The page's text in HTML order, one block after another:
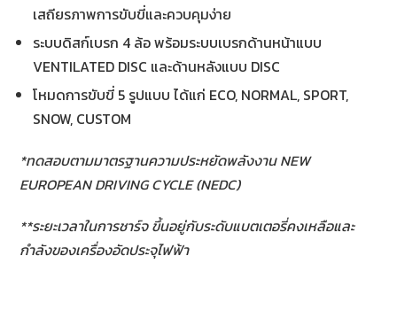
เสถียรภาพการขับขี่และควบคุมง่าย
ระบบดิสก์เบรก 4 ล้อ พร้อมระบบเบรกด้านหน้าแบบ
VENTILATED DISC และด้านหลังแบบ DISC
โหมดการขับขี่ 5 รูปแบบ ได้แก่ ECO, NORMAL, SPORT,
SNOW, CUSTOM
*ทดสอบตามมาตรฐานความประหยัดพลังงาน NEW
EUROPEAN DRIVING CYCLE (NEDC)
**ระยะเวลาในการชาร์จ ขึ้นอยู่กับระดับแบตเตอรี่คงเหลือและ
กำลังของเครื่องอัดประจุไฟฟ้า